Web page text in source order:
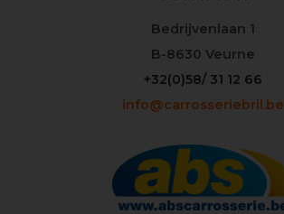
Bedrijvenlaan 1
B-8630 Veurne
+32(0)58/ 31 12 66
info@carrosseriebril.be